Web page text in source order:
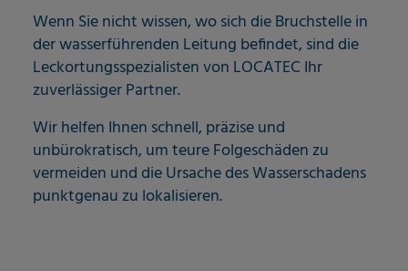
Wenn Sie nicht wissen, wo sich die Bruchstelle in
der wasserführenden Leitung befindet, sind die
Leckortungsspezialisten von LOCATEC Ihr
zuverlässiger Partner.
Wir helfen Ihnen schnell, präzise und
unbürokratisch, um teure Folgeschäden zu
vermeiden und die Ursache des Wasserschadens
punktgenau zu lokalisieren.